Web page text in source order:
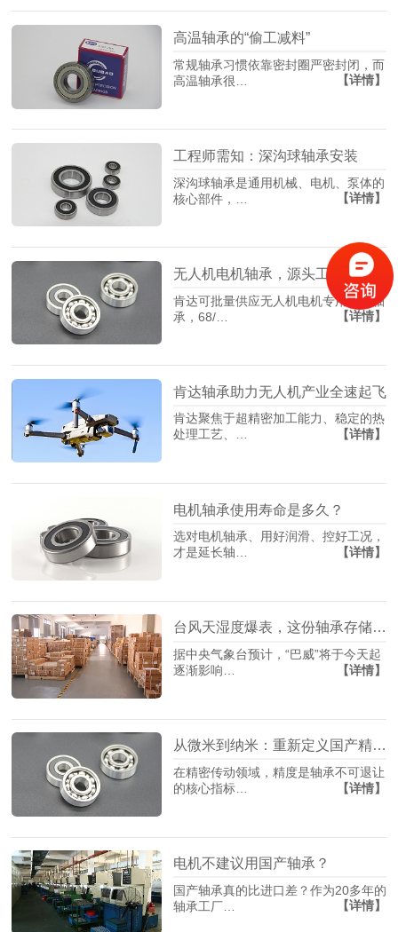
高温轴承的“偷工减料”
常规轴承习惯依靠密封圈严密封闭，而
高温轴承很…
【详情】
工程师需知：深沟球轴承安装
深沟球轴承是通用机械、电机、泵体的
核心部件，…
【详情】
无人机电机轴承，源头工厂找肯达！
肯达可批量供应无人机电机专用精密轴
承，68/…
【详情】
肯达轴承助力无人机产业全速起飞
肯达聚焦于超精密加工能力、稳定的热
处理工艺、…
【详情】
电机轴承使用寿命是多久？
选对电机轴承、用好润滑、控好工况，
才是延长轴…
【详情】
台风天湿度爆表，这份轴承存储指南请收藏
据中央气象台预计，“巴威”将于今天起
逐渐影响…
【详情】
从微米到纳米：重新定义国产精密轴承制造
在精密传动领域，精度是轴承不可退让
的核心指标…
【详情】
电机不建议用国产轴承？
国产轴承真的比进口差？作为20多年的
轴承工厂…
【详情】